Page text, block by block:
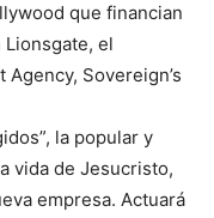
que financian
Lionsgate, el
Sovereign’s
la popular y
vida de Jesucristo,
empresa. Actuará